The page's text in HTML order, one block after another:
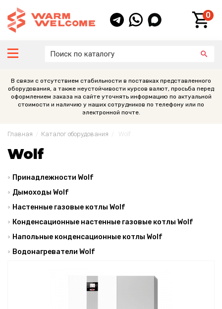
0
В связи с отсутствием стабильности в поставках представленного
оборудования, а также неустойчивости курсов валют, просьба перед
оформлением заказа на сайте уточнять информацию по актуальной
стоимости и наличию у наших сотрудников по телефону или по
электронной почте.
Главная Каталог оборудования Wolf
Wolf
Принадлежности Wolf
Дымоходы Wolf
Настенные газовые котлы Wolf
Конденсационные настенные газовые котлы Wolf
Напольные конденсационные котлы Wolf
Водонагреватели Wolf